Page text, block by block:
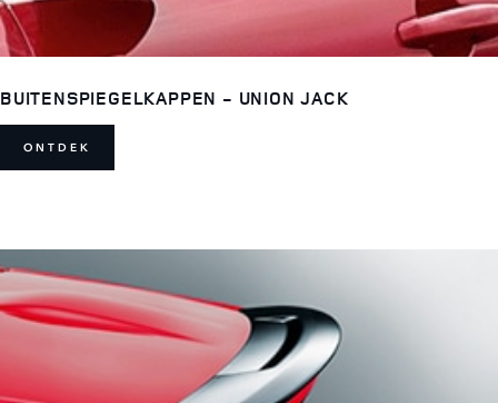
BUITENSPIEGELKAPPEN - UNION JACK
ONTDEK